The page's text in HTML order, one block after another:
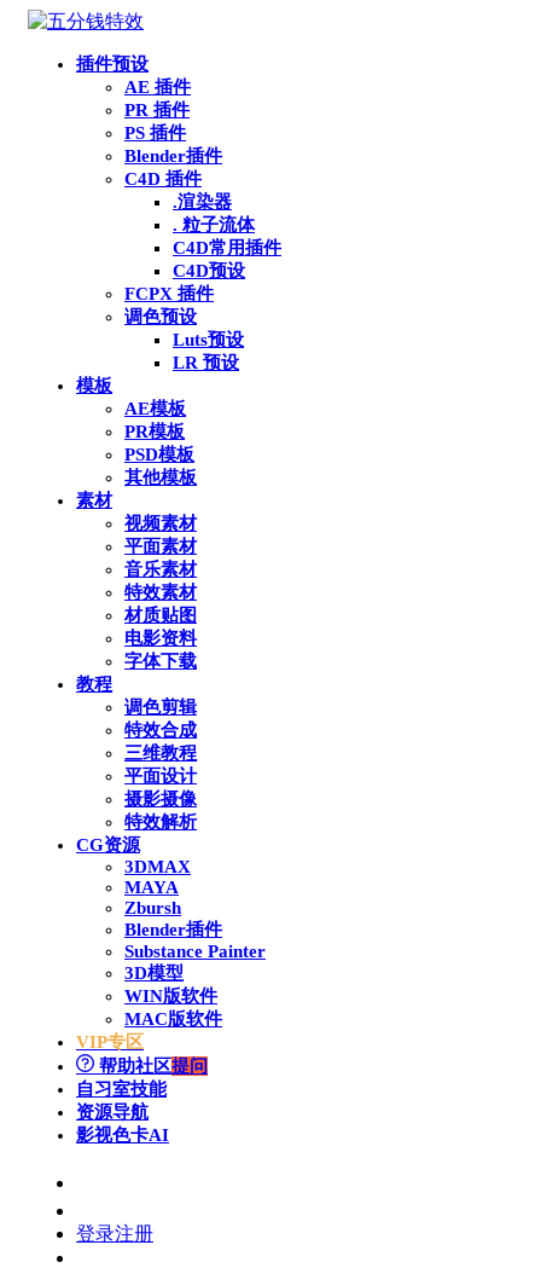
插件预设
AE 插件
PR 插件
PS 插件
Blender插件
C4D 插件
.渲染器
. 粒子流体
C4D常用插件
C4D预设
FCPX 插件
调色预设
Luts预设
LR 预设
模板
AE模板
PR模板
PSD模板
其他模板
素材
视频素材
平面素材
音乐素材
特效素材
材质贴图
电影资料
字体下载
教程
调色剪辑
特效合成
三维教程
平面设计
摄影摄像
特效解析
CG资源
3DMAX
MAYA
Zbursh
Blender插件
Substance Painter
3D模型
WIN版软件
MAC版软件
VIP专区
帮助社区提问
自习室技能
资源导航
影视色卡AI
登录注册